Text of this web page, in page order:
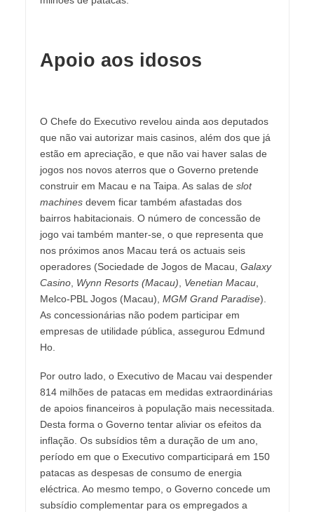
Apoio aos idosos
O Chefe do Executivo revelou ainda aos deputados
que não vai autorizar mais casinos, além dos que já
estão em apreciação, e que não vai haver salas de
jogos nos novos aterros que o Governo pretende
construir em Macau e na Taipa. As salas de slot
machinesdevem ficar também afastadas dos
bairros habitacionais. O número de concessão de
jogo vai também manter-se, o que representa que
nos próximos anos Macau terá os actuais seis
operadores (Sociedade de Jogos de Macau, Galaxy
Casino, Wynn Resorts (Macau) Venetian Macau,
Melco-PBL Jogos (Macau), MGM Grand Paradise).
As concessionárias não podem participar em
empresas de utilidade pública, assegurou Edmund
Ho.
Por outro lado, o Executivo de Macau vai despender
814 milhões de patacas em medidas extraordinárias
de apoios financeiros à população mais necessitada.
Desta forma o Governo tentar aliviar os efeitos da
inflação. Os subsídios têm a duração de um ano,
período em que o Executivo comparticipará em 150
patacas as despesas de consumo de energia
eléctrica. Ao mesmo tempo, o Governo concede um
subsídio complementar para os empregados a